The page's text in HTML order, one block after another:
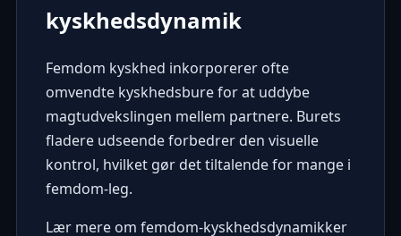
kyskhedsdynamik
Femdom kyskhed inkorporerer ofte
omvendte kyskhedsbure for at uddybe
magtudvekslingen mellem partnere. Burets
fladere udseende forbedrer den visuelle
kontrol, hvilket gør det tiltalende for mange i
femdom-leg.
Lær mere om femdom-kyskhedsdynamikker